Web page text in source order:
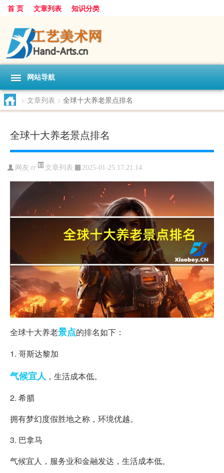
首 页 文章列表 知识分类
网站导航
> 文章列表 > 全球十大养老景点排名
全球十大养老景点排名
网友:rr 文章列表 2025-01-25 17:21:14
全球十大养老景点的排名如下：
1. 哥斯达黎加
气候宜人 ，生活成本低。
2. 希腊
拥有梦幻度假胜地之称，环境优越。
3. 巴拿马
气候宜人，服务业和金融发达，生活成本低。